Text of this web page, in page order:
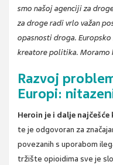
smo našoj agenciji za
za droge radi vrlo važan
opasnosti droga.
kreatore politika. Moramo
Razvoj
Europi:
Heroin je i dalje
te je odgovoran za
povezanih s uporabom
tržište opioidima sve je